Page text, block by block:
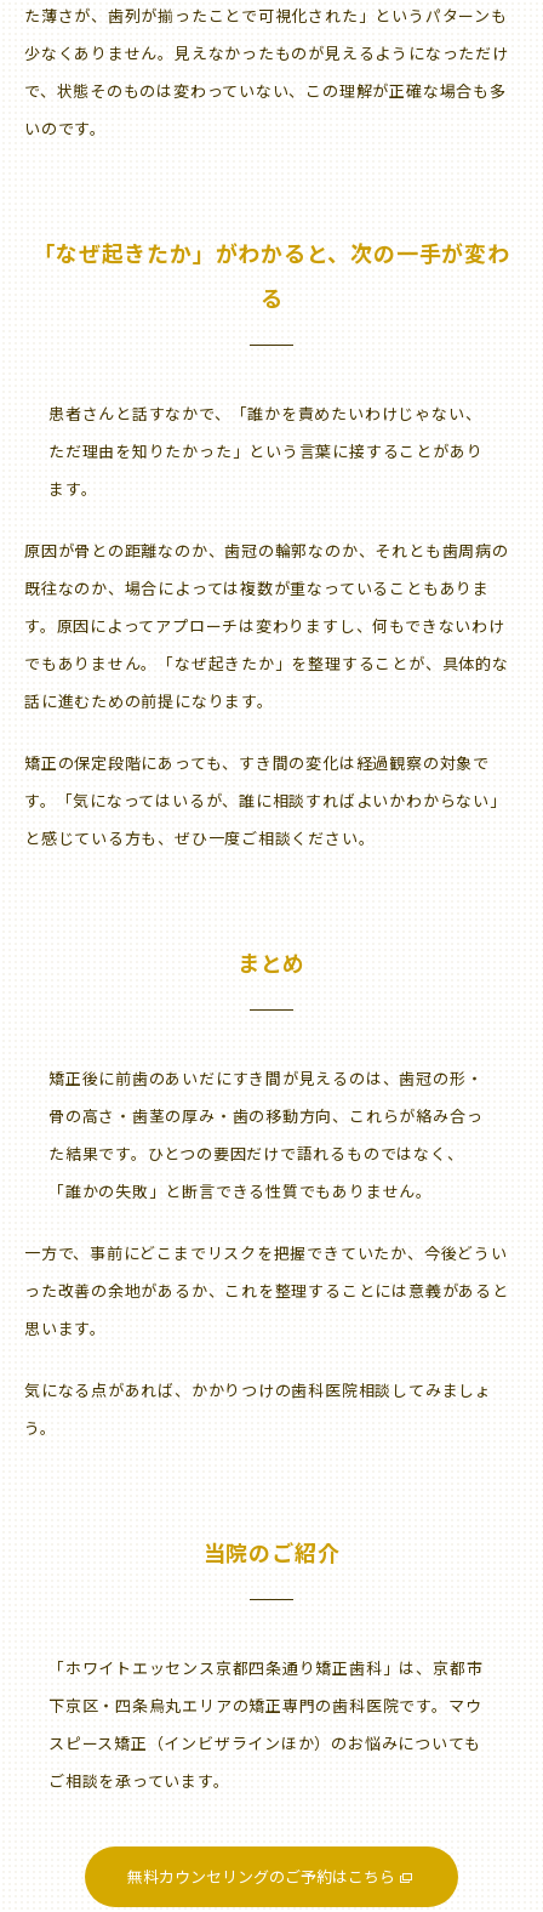
た薄さが、歯列が揃ったことで可視化された」というパターンも
少なくありません。
見えなかったものが見えるようになっただけ
で、状態そのものは変わっていない、この理解が正確な場合も多
いのです。
「なぜ起きたか」がわかると、次の一手が変わ
る
患者さんと話すなかで、「誰かを責めたいわけじゃない、
ただ理由を知りたかった」という言葉に接することがあり
ます。
原因が骨との距離なのか、歯冠の輪郭なのか、それとも歯周病の
既往なのか、場合によっては複数が重なっていることもありま
す。原因によってアプローチは変わりますし、何もできないわけ
でもありません。「なぜ起きたか」を整理することが、具体的な
話に進むための前提になります。
矯正の保定段階にあっても、すき間の変化は経過観察の対象で
す。「気になってはいるが、誰に相談すればよいかわからない」
と感じている方も、ぜひ一度ご相談ください。
まとめ
矯正後に前歯のあいだにすき間が見えるのは、歯冠の形・
骨の高さ・歯茎の厚み・歯の移動方向、これらが絡み合っ
た結果です。ひとつの要因だけで語れるものではなく、
「誰かの失敗」と断言できる性質でもありません。
一方で、事前にどこまでリスクを把握できていたか、今後どうい
った改善の余地があるか、これを整理することには意義があると
思います。
気になる点があれば、かかりつけの歯科医院相談してみましょ
う。
当院のご紹介
「ホワイトエッセンス京都四条通り矯正歯科」は、京都市
下京区・四条烏丸エリアの矯正専門の歯科医院です。マウ
スピース矯正（インビザラインほか）のお悩みについても
ご相談を承っています。
無料カウンセリングのご予約はこちら